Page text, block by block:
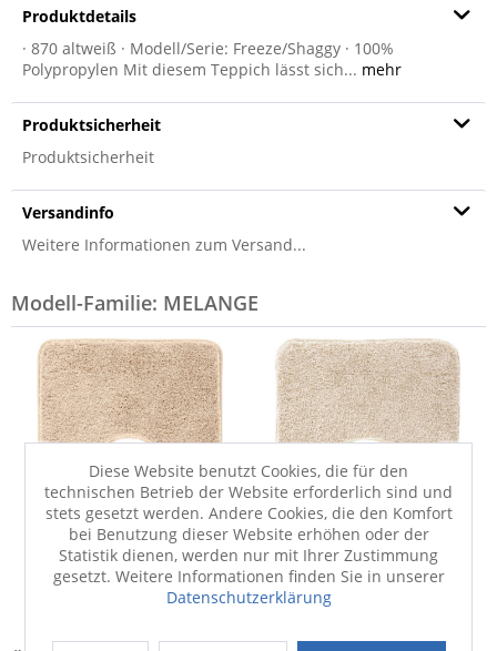
Produktdetails
· 870 altweiß · Modell/Serie: Freeze/Shaggy · 100%
Polypropylen Mit diesem Teppich lässt sich... mehr
Produktsicherheit
Produktsicherheit
Versandinfo
Weitere Informationen zum Versand...
Modell-Familie: MELANGE
Badematte
MELANGE
44,90 €
Badematte
MELANGE
44,90 €
Diese Website benutzt Cookies, die für den
technischen Betrieb der Website erforderlich sind und
stets gesetzt werden. Andere Cookies, die den Komfort
bei Benutzung dieser Website erhöhen oder der
Statistik dienen, werden nur mit Ihrer Zustimmung
gesetzt. Weitere Informationen finden Sie in unserer
Datenschutzerklärung